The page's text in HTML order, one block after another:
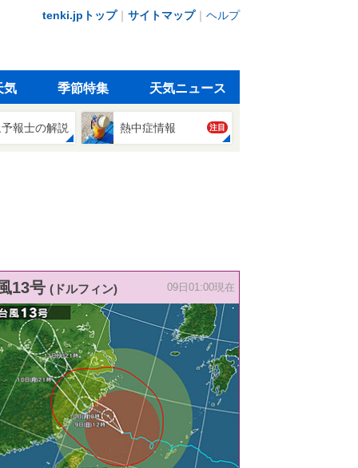
tenki.jpトップ｜ サイトマップ｜ ヘルプ
気 季節特集 天気ニュース
報士の解説 熱中症情報 注目
13号 (ドルフィン) 09日01:00現在